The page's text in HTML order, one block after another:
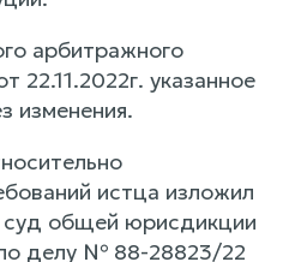
арбитражного
22.11.2022г. указанное
изменения.
истца изложил
суд общей юрисдикции
делу № 88-28823/22